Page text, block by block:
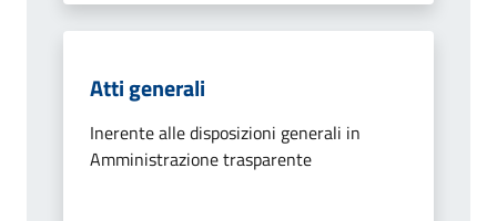
Atti generali
Inerente alle disposizioni generali in
Amministrazione trasparente